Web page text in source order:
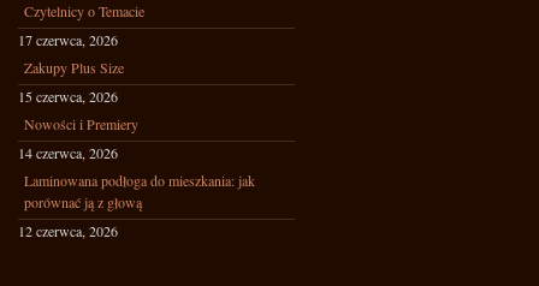
Czytelnicy o Temacie
17 czerwca, 2026
Zakupy Plus Size
15 czerwca, 2026
Nowości i Premiery
14 czerwca, 2026
Laminowana podłoga do mieszkania: jak
porównać ją z głową
12 czerwca, 2026